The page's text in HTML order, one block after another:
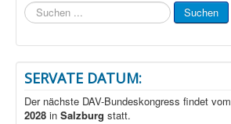
Suchen
...
Suchen
SERVATE DATUM:
Der nächste DAV-Bundeskongress findet vom
2028 in Salzburg statt.